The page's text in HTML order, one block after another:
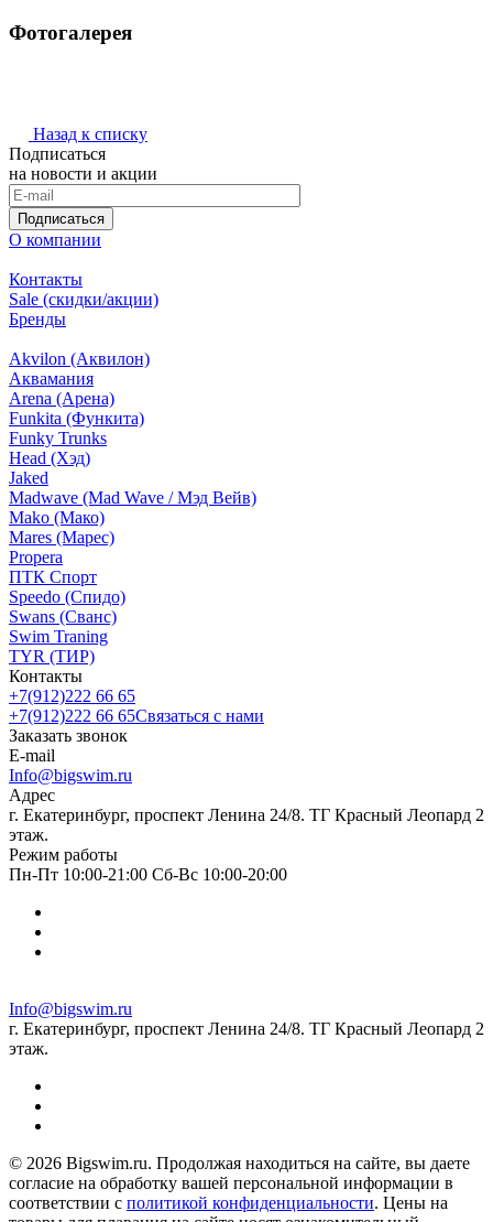
Фотогалерея
Назад к списку
Подписаться
на новости и акции
Подписаться
О компании
Контакты
Sale (скидки/акции)
Бренды
Akvilon (Аквилон)
Аквамания
Arena (Арена)
Funkita (Функита)
Funky Trunks
Head (Хэд)
Jaked
Madwave (Mad Wave / Мэд Вейв)
Mako (Мако)
Mares (Марес)
Propera
ПТК Спорт
Speedo (Спидо)
Swans (Сванс)
Swim Traning
TYR (ТИР)
Контакты
+7(912)222 66 65
+7(912)222 66 65Связаться с нами
Заказать звонок
E-mail
Info@bigswim.ru
Адрес
г. Екатеринбург, проспект Ленина 24/8. ТГ Красный Леопард 2
этаж.
Режим работы
Пн-Пт 10:00-21:00 Сб-Вс 10:00-20:00
Info@bigswim.ru
г. Екатеринбург, проспект Ленина 24/8. ТГ Красный Леопард 2
этаж.
© 2026 Bigswim.ru. Продолжая находиться на сайте, вы даете
согласие на обработку вашей персональной информации в
соответствии с политикой конфиденциальности. Цены на